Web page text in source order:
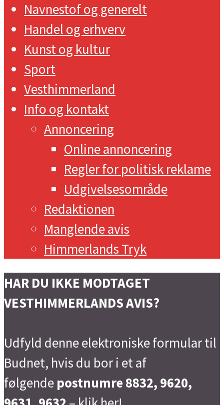
Navnestof og generelt
Handel og erhverv
Kunst og kultur
Sport
Vesthimmerland
Info og kontakt
Annoncering
Online annoncering
Regler for politisk reklame
Udgivelsesområde
Redaktionen
Manglende avis
Himmerlands Tryk
HAR DU IKKE MODTAGET
VESTHIMMERLANDS AVIS?
Udfyld denne elektroniske formular til
Budnet, hvis du bor i et af
følgende postnumre 8832, 9620,